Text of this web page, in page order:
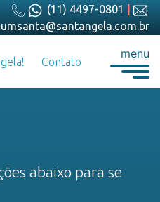
(11) 4497-0801
Contato
menu
abaixo para se